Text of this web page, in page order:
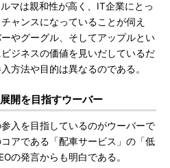
マは親和性が高く、IT企業にとっ
ャンスになっていることが伺え
やグーグル、そしてアップルとい
ジネスの価値を見いだしているだ
方法や目的は異なるのである。
開を目指すウーバー
入を目指しているのがウーバーで
アである「配車サービス」の「低
の発言からも明白である。